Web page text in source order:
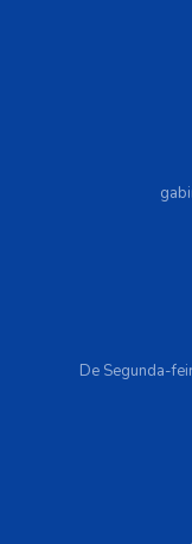
De Segunda-